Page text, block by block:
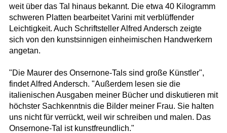
weit über das Tal hinaus bekannt. Die etwa 40 Kilogramm
schweren Platten bearbeitet Varini mit verblüffender
Leichtigkeit. Auch Schriftsteller Alfred Andersch zeigte
sich von den kunstsinnigen einheimischen Handwerkern
angetan.
"Die Maurer des Onsernone-Tals sind große Künstler",
findet Alfred Andersch. "Außerdem lesen sie die
italienischen Ausgaben meiner Bücher und diskutieren mit
höchster Sachkenntnis die Bilder meiner Frau. Sie halten
uns nicht für verrückt, weil wir schreiben und malen. Das
Onsernone-Tal ist kunstfreundlich."